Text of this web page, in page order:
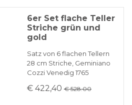
6er Set flache Teller
Striche grün und
gold
Satz von 6 flachen Tellern
28 cm Striche, Geminiano
Cozzi Venedig 1765
€ 422,40 € 528.00